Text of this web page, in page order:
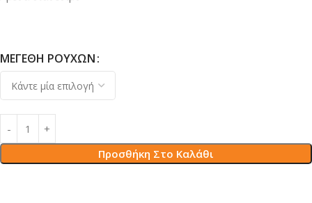
ΜΕΓΈΘΗ ΡΟΎΧΩΝ
Προσθήκη Στο Καλάθι